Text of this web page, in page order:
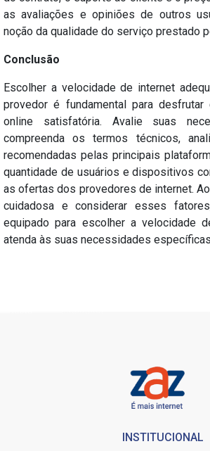
as avaliações e opiniões de outros
noção da qualidade do serviço prestado
Conclusão
Escolher a velocidade de internet
provedor é fundamental para desfrutar
online satisfatória. Avalie suas
compreenda os termos técnicos,
recomendadas pelas principais
quantidade de usuários e dispositivos
as ofertas dos provedores de internet.
cuidadosa e considerar esses
equipado para escolher a velocidade
atenda às suas necessidades
INSTITUCIONAL